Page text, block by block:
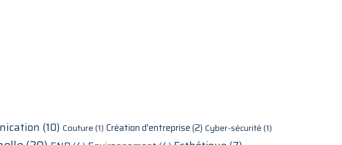
(10) Couture(1) Création d'entreprise(2) Cyber-sécurité(1)